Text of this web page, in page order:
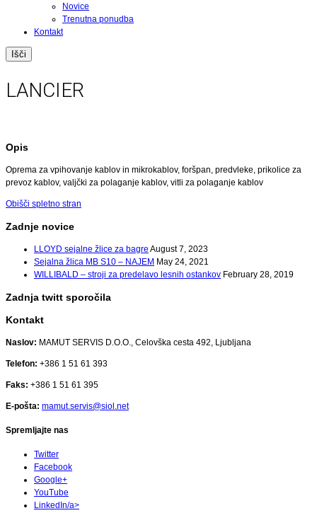
Novice
Trenutna ponudba
Kontakt
LANCIER
Opis
Oprema za vpihovanje kablov in mikrokablov, foršpan, predvleke, prikolice za
prevoz kablov, valjčki za polaganje kablov, vitli za polaganje kablov
Obišči spletno stran
Zadnje novice
LLOYD sejalne žlice za bagre August 7, 2023
Sejalna žlica MB S10 – NAJEM May 24, 2021
WILLIBALD – stroji za predelavo lesnih ostankov February 28, 2019
Zadnja twitt sporočila
Kontakt
Naslov: MAMUT SERVIS D.O.O., Celovška cesta 492, Ljubljana
Telefon: +386 1 51 61 393
Faks: +386 1 51 61 395
E-pošta: mamut.servis@siol.net
Spremljajte nas
Twitter
Facebook
Google+
YouTube
LinkedIn/a>